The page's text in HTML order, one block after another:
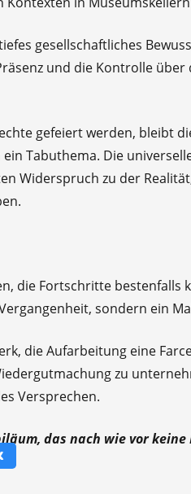
gesellschaftliches
und die Kontrolle über
gefeiert werden, bleibt
Tabuthema. Die
Widerspruch zu der
die Fortschritte
sondern ein
die Aufarbeitung eine
zu
Versprechen.
das nach wie vor